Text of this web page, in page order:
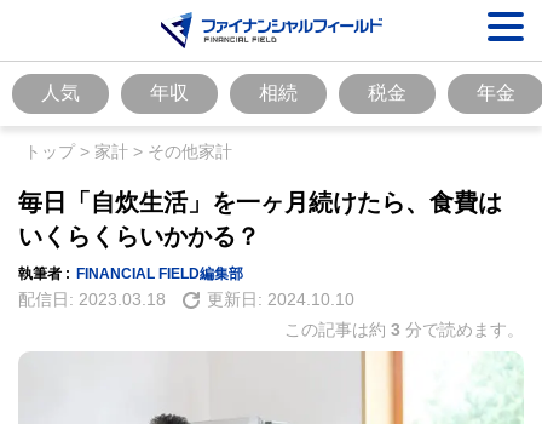
人気 年収 相続 税金 年金
トップ> 家計 > その他家計
毎日「自炊生活」を一ヶ月続けたら、食費は
いくらくらいかかる？
執筆者 : FINANCIAL FIELD編集部
配信日: 2023.03.18 更新日: 2024.10.10
この記事は約 3 分で読めます。